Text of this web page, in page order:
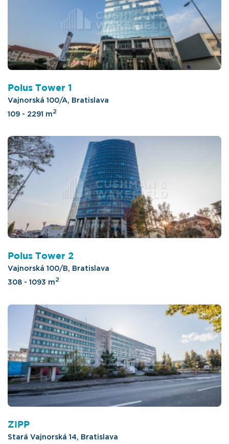
Polus Tower 1
Vajnorská 100/A, Bratislava
109 - 2291 m2
Polus Tower 2
Vajnorská 100/B, Bratislava
308 - 1093 m2
ZIPP
Stará Vajnorská 14, Bratislava